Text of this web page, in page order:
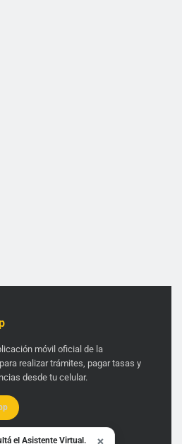
móvil oficial de la
realizar trámites, pagar tasas y
desde tu celular.
el Asistente Virtual. ×